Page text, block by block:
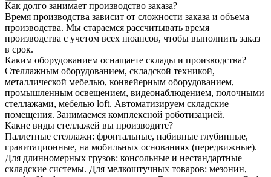
Как долго занимает производство заказа?
Время производства зависит от сложности заказа и объема
производства. Мы стараемся рассчитывать время
производства с учетом всех нюансов, чтобы выполнить заказ
в срок.
Каким оборудованием оснащаете склады и производства?
Стеллажным оборудованием, складской техникой,
металлической мебелью, конвейерным оборудованием,
промышленным освещением, видеонаблюдением, полочными
стеллажами, мебелью loft. Автоматизируем складские
помещения. Занимаемся комплексной роботизацией.
Какие виды стеллажей вы производите?
Паллетные стеллажи: фронтальные, набивные глубинные,
гравитационные, на мобильных основаниях (передвижные).
Для длинномерных грузов: консольные и нестандартные
складские системы. Для мелкоштучных товаров: мезонин,